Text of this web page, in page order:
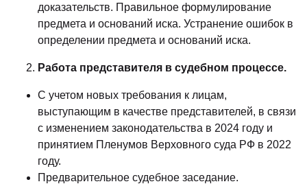
доказательств. Правильное формулирование
предмета и оснований иска. Устранение ошибок в
определении предмета и оснований иска.
Работа представителя в судебном процессе.
С учетом новых требования к лицам,
выступающим в качестве представителей, в связи
с изменением законодательства в 2024 году и
принятием Пленумов Верховного суда РФ в 2022
году.
Предварительное судебное заседание.